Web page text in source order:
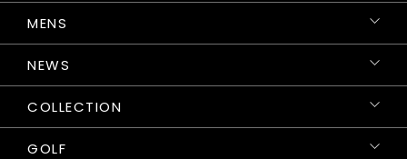
MENS
NEWS
COLLECTION
GOLF